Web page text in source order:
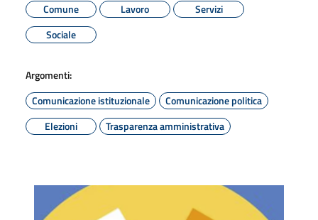
Comune
Lavoro
Servizi
Sociale
Argomenti:
Comunicazione istituzionale
Comunicazione politica
Elezioni
Trasparenza amministrativa